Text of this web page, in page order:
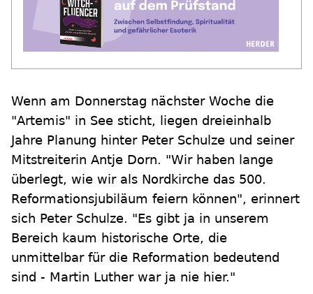
Wenn am Donnerstag nächster Woche die
"Artemis" in See sticht, liegen dreieinhalb
Jahre Planung hinter Peter Schulze und seiner
Mitstreiterin Antje Dorn. "Wir haben lange
überlegt, wie wir als Nordkirche das 500.
Reformationsjubiläum feiern können", erinnert
sich Peter Schulze. "Es gibt ja in unserem
Bereich kaum historische Orte, die
unmittelbar für die Reformation bedeutend
sind - Martin Luther war ja nie hier."